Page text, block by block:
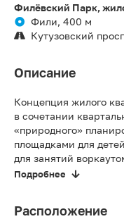
Филёвский Парк,
Фили, 400 м
Кутузовский
Описание
Концепция жилого
в сочетании
«природного»
площадками для
для занятий
Подробнее
Расположение